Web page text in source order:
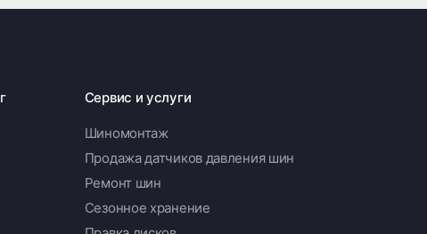
Сервис и услуги
Шиномонтаж
Продажа датчиков давления шин
Ремонт шин
Сезонное хранение